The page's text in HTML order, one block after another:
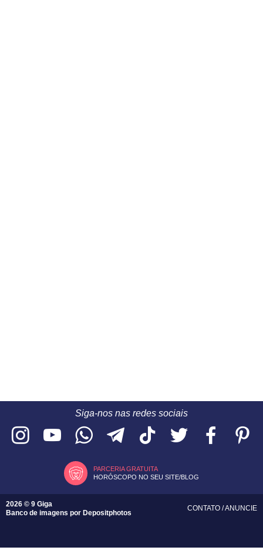
Siga-nos nas redes sociais
PARCERIA GRATUITA
HORÓSCOPO NO SEU SITE/BLOG
2026 © 9 Giga
Banco de imagens por Depositphotos
CONTATO /ANUNCIE